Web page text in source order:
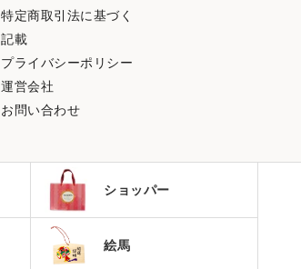
特定商取引法に基づく
記載
プライバシーポリシー
運営会社
お問い合わせ
ショッパー
絵馬